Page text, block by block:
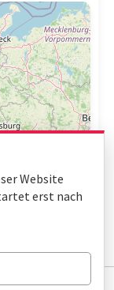
Website
erst nach